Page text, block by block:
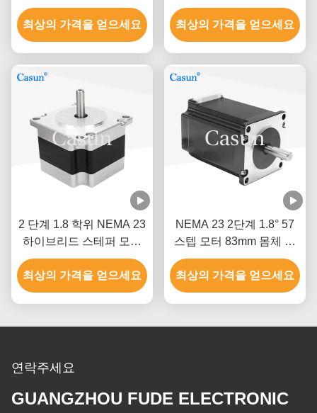
1.5N.M CNC 기계
최상의 가격을 얻으세요
브리드 스텝 모터 CNC 로
봇
최상의 가격을 얻으세요
2 단계 1.8 학위 NEMA 23
하이브리드 스테퍼 모터
스테퍼 모터 키트 CNC
CE
최상의 가격을 얻으세요
NEMA 23 2단계 1.8° 57
스텝 모터 83mm 몸체 높
은 토크 2.8A 섬유 기계
최상의 가격을 얻으세요
연락주세요
GUANGZHOU FUDE ELECTRONIC